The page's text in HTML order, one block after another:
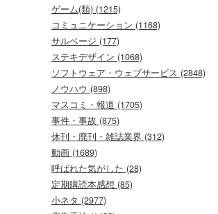
ゲーム(類) (1215)
コミュニケーション (1168)
サルベージ (177)
ステキデザイン (1068)
ソフトウェア・ウェブサービス (2848)
ノウハウ (898)
マスコミ・報道 (1705)
事件・事故 (875)
休刊・廃刊・雑誌業界 (312)
動画 (1689)
呼ばれた気がした (28)
定期購読本感想 (85)
小ネタ (2977)